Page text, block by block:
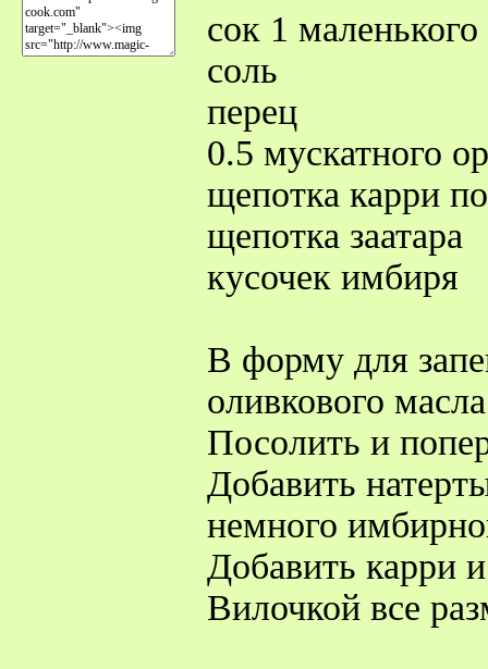
сок 1
соль
перец
0.5 мускатного
щепотка карри
щепотка заатара
кусочек имбиря
В форму для
оливкового
Посолить и
Добавить
немного
Добавить карри и
Вилочкой все